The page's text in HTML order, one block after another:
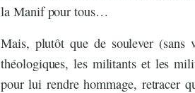
la Manif pour tous…
Mais, plutôt que de soulever (sans
théologiques, les militants et les
pour lui rendre hommage, retracer